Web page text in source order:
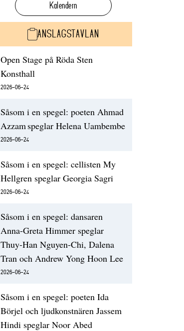
Kalendern
ANSLAGSTAVLAN
Open Stage på Röda Sten
Konsthall
2026-06-24
Såsom i en spegel: poeten Ahmad
Azzam speglar Helena Uambembe
2026-06-24
Såsom i en spegel: cellisten My
Hellgren speglar Georgia Sagri
2026-06-24
Såsom i en spegel: dansaren
Anna-Greta Himmer speglar
Thuy-Han Nguyen-Chi, Dalena
Tran och Andrew Yong Hoon Lee
2026-06-24
Såsom i en spegel: poeten Ida
Börjel och ljudkonstnären Jassem
Hindi speglar Noor Abed